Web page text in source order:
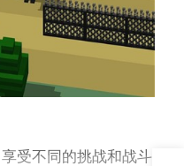
受不同的挑战和战斗体